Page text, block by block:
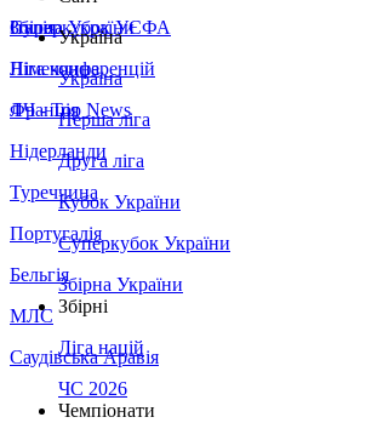
Збірна України
Італія
Німеччина
Франція
Нідерланди
Туреччина
Португалія
Бельгія
МЛС
Саудівська Аравія
Суперкубок УЄФА
Ліга конференцій
ЛЧ - Top News
Україна
Україна
Перша ліга
Друга ліга
Кубок України
Суперкубок України
Збірна України
Збірні
Ліга націй
ЧС 2026
Чемпіонати